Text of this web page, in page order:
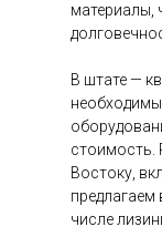
материалы,
В штате —
стоимость.
Востоку,
числе